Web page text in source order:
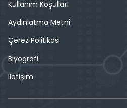
Kullanım Koşulları
Aydınlatma Metni
Çerez Politikası
Biyografi
İletişim